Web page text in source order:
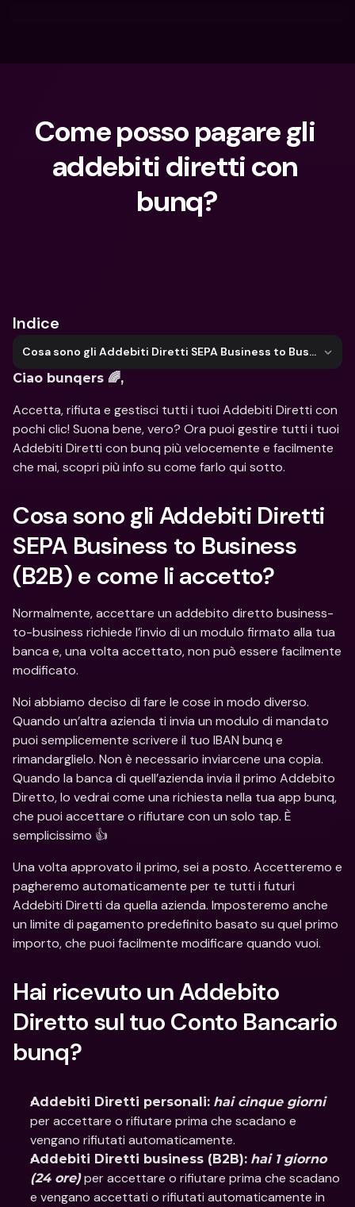
Come posso pagare gli
addebiti diretti con
bunq?
Indice
Cosa sono gli Addebiti Diretti SEPA Business to Business (B2B) e come li accetto?
Ciao bunqers 🌈,
Accetta, rifiuta e gestisci tutti i tuoi Addebiti Diretti con
pochi clic! Suona bene, vero? Ora puoi gestire tutti i tuoi
Addebiti Diretti con bunq più velocemente e facilmente
che mai, scopri più info su come farlo qui sotto.
Cosa sono gli Addebiti Diretti
SEPA Business to Business
(B2B) e come li accetto?
Normalmente, accettare un addebito diretto business-
to-business richiede l’invio di un modulo firmato alla tua
banca e, una volta accettato, non può essere facilmente
modificato.
Noi abbiamo deciso di fare le cose in modo diverso.
Quando un’altra azienda ti invia un modulo di mandato
puoi semplicemente scrivere il tuo IBAN bunq e
rimandarglielo. Non è necessario inviarcene una copia.
Quando la banca di quell’azienda invia il primo Addebito
Diretto, lo vedrai come una richiesta nella tua app bunq,
che puoi accettare o rifiutare con un solo tap. È
semplicissimo 👍
Una volta approvato il primo, sei a posto. Accetteremo e
pagheremo automaticamente per te tutti i futuri
Addebiti Diretti da quella azienda. Imposteremo anche
un limite di pagamento predefinito basato su quel primo
importo, che puoi facilmente modificare quando vuoi.
Hai ricevuto un Addebito
Diretto sul tuo Conto Bancario
bunq?
Addebiti Diretti personali: hai cinque giorni
per accettare o rifiutare prima che scadano e
vengano rifiutati automaticamente.
Addebiti Diretti business (B2B): hai 1 giorno
(24 ore) per accettare o rifiutare prima che scadano
e vengano accettati o rifiutati automaticamente in